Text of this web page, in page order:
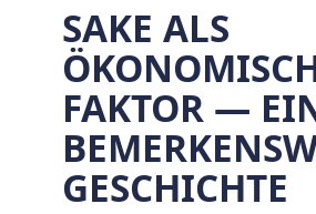
SAKE ALS
FAKTOR —
GESCHICHTE